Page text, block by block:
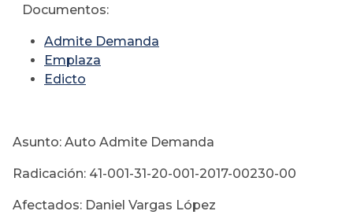
Documentos:
Admite Demanda
Emplaza
Edicto
Asunto: Auto Admite Demanda
Radicación: 41-001-31-20-001-2017-00230-00
Afectados: Daniel Vargas López